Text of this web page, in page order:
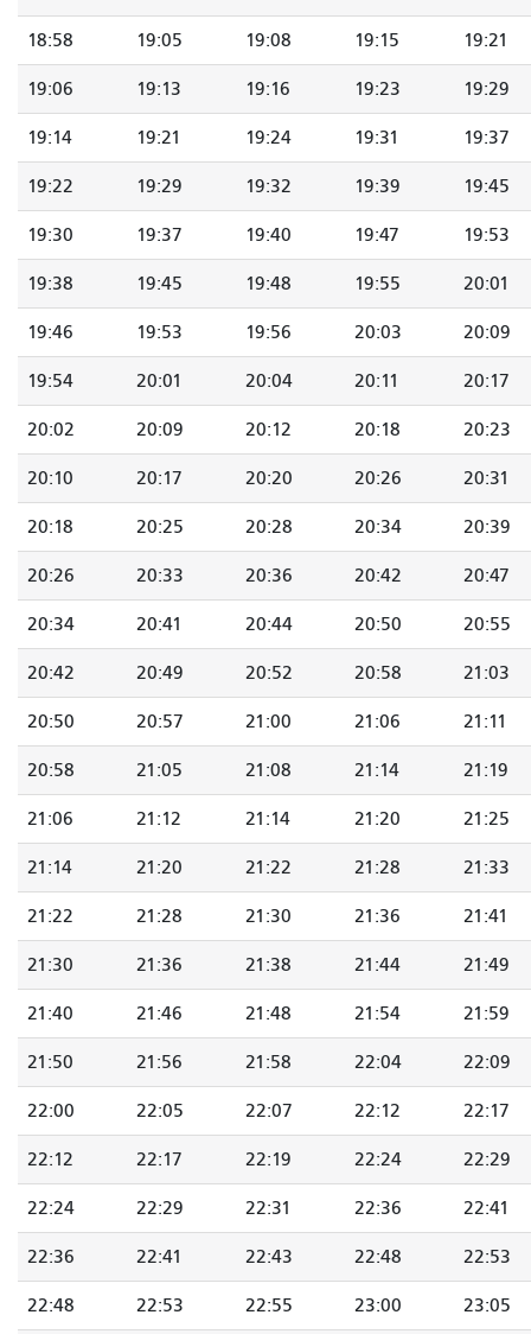
18:58 19:05 19:08 19:15 19:21
19:06 19:13 19:16 19:23 19:29
19:14 19:21 19:24 19:31 19:37
19:22 19:29 19:32 19:39 19:45
19:30 19:37 19:40 19:47 19:53
19:38 19:45 19:48 19:55 20:01
19:46 19:53 19:56 20:03 20:09
19:54 20:01 20:04 20:11 20:17
20:02 20:09 20:12 20:18 20:23
20:10 20:17 20:20 20:26 20:31
20:18 20:25 20:28 20:34 20:39
20:26 20:33 20:36 20:42 20:47
20:34 20:41 20:44 20:50 20:55
20:42 20:49 20:52 20:58 21:03
20:50 20:57 21:00 21:06 21:11
20:58 21:05 21:08 21:14 21:19
21:06 21:12 21:14 21:20 21:25
21:14 21:20 21:22 21:28 21:33
21:22 21:28 21:30 21:36 21:41
21:30 21:36 21:38 21:44 21:49
21:40 21:46 21:48 21:54 21:59
21:50 21:56 21:58 22:04 22:09
22:00 22:05 22:07 22:12 22:17
22:12 22:17 22:19 22:24 22:29
22:24 22:29 22:31 22:36 22:41
22:36 22:41 22:43 22:48 22:53
22:48 22:53 22:55 23:00 23:05